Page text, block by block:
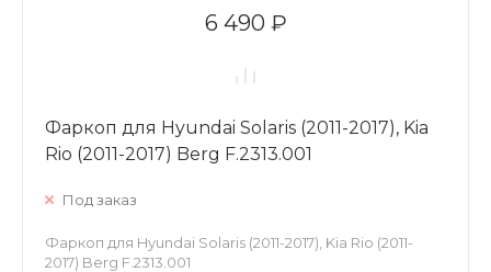
6 490 ₽
Фаркоп для Hyundai Solaris (2011-2017), Kia
Rio (2011-2017) Berg F.2313.001
Под заказ
Фаркоп для Hyundai Solaris (2011-2017), Kia Rio (2011-
2017) Berg F.2313.001